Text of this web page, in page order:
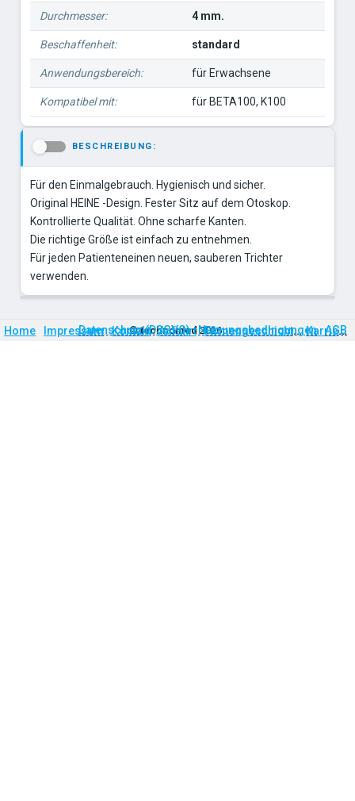
Durchmesser: 4 mm.
Beschaffenheit: standard
Anwendungsbereich: für Erwachsene
Kompatibel mit: für BETA100, K100
BESCHREIBUNG:
Für den Einmalgebrauch. Hygienisch und sicher.
Original HEINE -Design. Fester Sitz auf dem Otoskop.
Kontrollierte Qualität. Ohne scharfe Kanten.
Die richtige Größe ist einfach zu entnehmen.
Für jeden Patienteneinen neuen, sauberen Trichter
verwenden.
Home Impressum Kontakt Anfahrt Firmengeschichte Karriere
©technomed 2026
Datenschutz (DSGVO) Nutzungsbedingungen AGB